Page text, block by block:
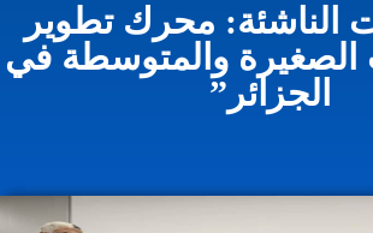
الناشئة: محرك تطوير
والمتوسطة في
الجزائر”